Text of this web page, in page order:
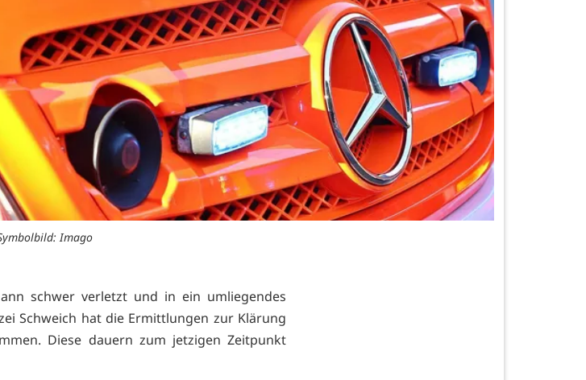
Imago
schwer verletzt und in ein umliegendes
Schweich hat die Ermittlungen zur Klärung
Diese dauern zum jetzigen Zeitpunkt